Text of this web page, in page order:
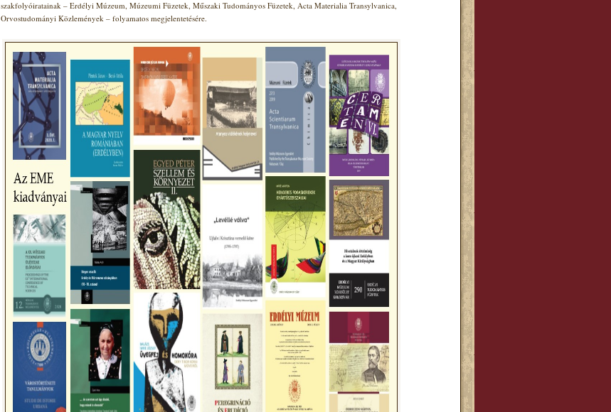
szakfolyóiratainak – Erdélyi Múzeum, Múzeumi Füzetek, Műszaki Tudományos Füzetek, Acta Materialia Transylvanica,
Orvostudományi Közlemények – folyamatos megjelentetésére.